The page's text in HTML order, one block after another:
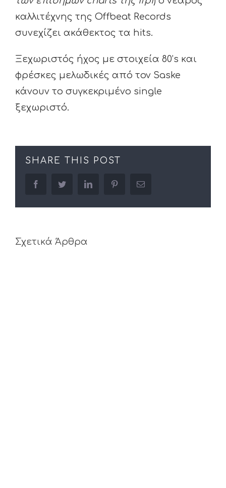
καλλιτέχνης της Offbeat Records
συνεχίζει ακάθεκτος τα hits.
Ξεχωριστός ήχος με στοιχεία 80’s και
φρέσκες μελωδικές από τον Saske
κάνουν το συγκεκριμένο single
ξεχωριστό.
SHARE THIS POST
facebooktwitter linkedin pinterestEmail
Σχετικά Άρθρα